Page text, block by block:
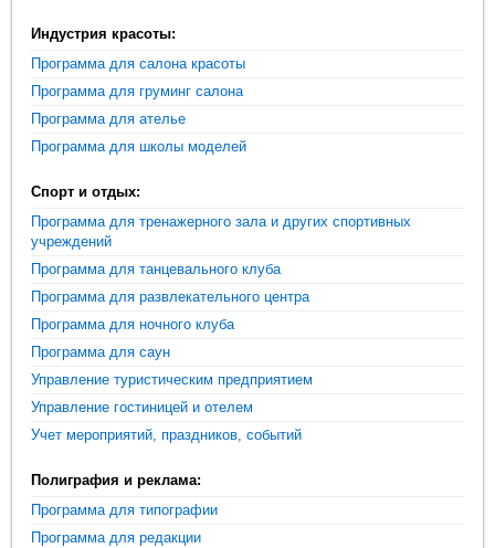
Индустрия красоты:
Программа для салона красоты
Программа для груминг салона
Программа для ателье
Программа для школы моделей
Спорт и отдых:
Программа для тренажерного зала и других спортивных
учреждений
Программа для танцевального клуба
Программа для развлекательного центра
Программа для ночного клуба
Программа для саун
Управление туристическим предприятием
Управление гостиницей и отелем
Учет мероприятий, праздников, событий
Полиграфия и реклама:
Программа для типографии
Программа для редакции